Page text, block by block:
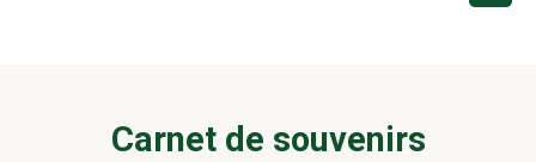
Carnet de souvenirs